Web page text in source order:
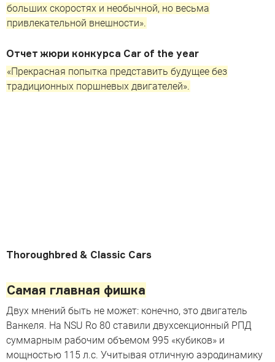
больших скоростях и необычной, но весьма
привлекательной внешности».
Отчет жюри конкурса Car of the year
«Прекрасная попытка представить будущее без
традиционных поршневых двигателей».
Thoroughbred & Classic Cars
Самая главная фишка
Двух мнений быть не может: конечно, это двигатель
Ванкеля. На NSU Ro 80 ставили двухсекционный РПД
суммарным рабочим объемом 995 «кубиков» и
мощностью 115 л.с. Учитывая отличную аэродинамику